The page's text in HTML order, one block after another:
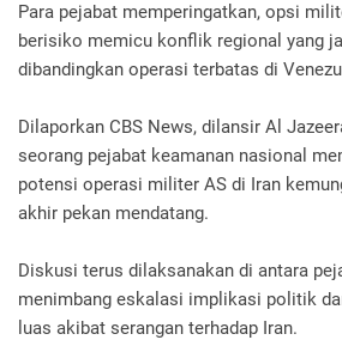
Para pejabat memperingatkan, opsi
berisiko memicu konflik regional yang
dibandingkan operasi terbatas di
Dilaporkan CBS News, dilansir Al
seorang pejabat keamanan nasional
potensi operasi militer AS di Iran
akhir pekan mendatang.
Diskusi terus dilaksanakan di antara
menimbang eskalasi implikasi politik
luas akibat serangan terhadap Iran.